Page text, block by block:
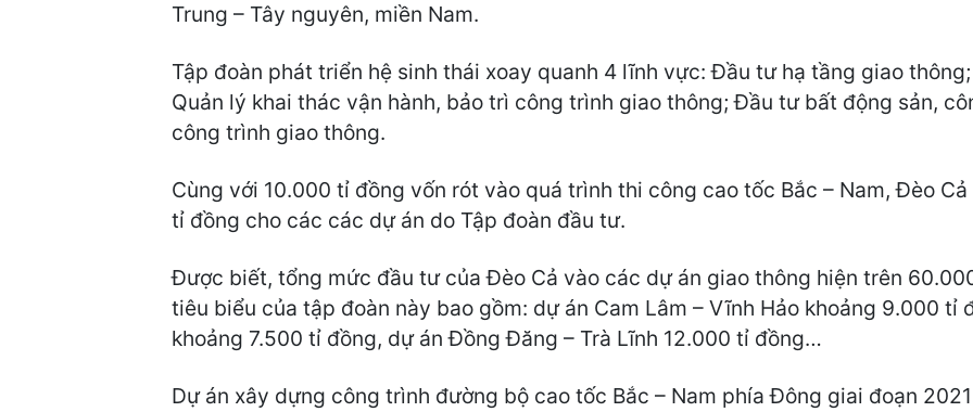
Trung – Tây nguyên, miền Nam.
Tập đoàn phát triển hệ sinh thái xoay quanh 4 lĩnh vực: Đầu tư hạ tầng giao
Quản lý khai thác vận hành, bảo trì công trình giao thông; Đầu tư bất động sản,
công trình giao thông.
Cùng với 10.000 tỉ đồng vốn rót vào quá trình thi công cao tốc Bắc – Nam, Đèo
tỉ đồng cho các các dự án do Tập đoàn đầu tư.
Được biết, tổng mức đầu tư của Đèo Cả vào các dự án giao thông hiện trên
tiêu biểu của tập đoàn này bao gồm: dự án Cam Lâm – Vĩnh Hảo khoảng 9.000 tỉ
khoảng 7.500 tỉ đồng, dự án Đồng Đăng – Trà Lĩnh 12.000 tỉ đồng…
Dự án xây dựng công trình đường bộ cao tốc Bắc – Nam phía Đông giai đoạn